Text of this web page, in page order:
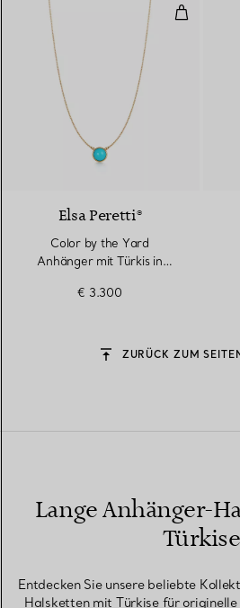
Color by
Elsa Peretti®
Color by the Yard
Anhänger mit Türkis in
€ 3.300
ZURÜCK ZUM
Lange Anhänger-
Türkise
Entdecken Sie unsere beliebte
Halsketten mit Türkise für